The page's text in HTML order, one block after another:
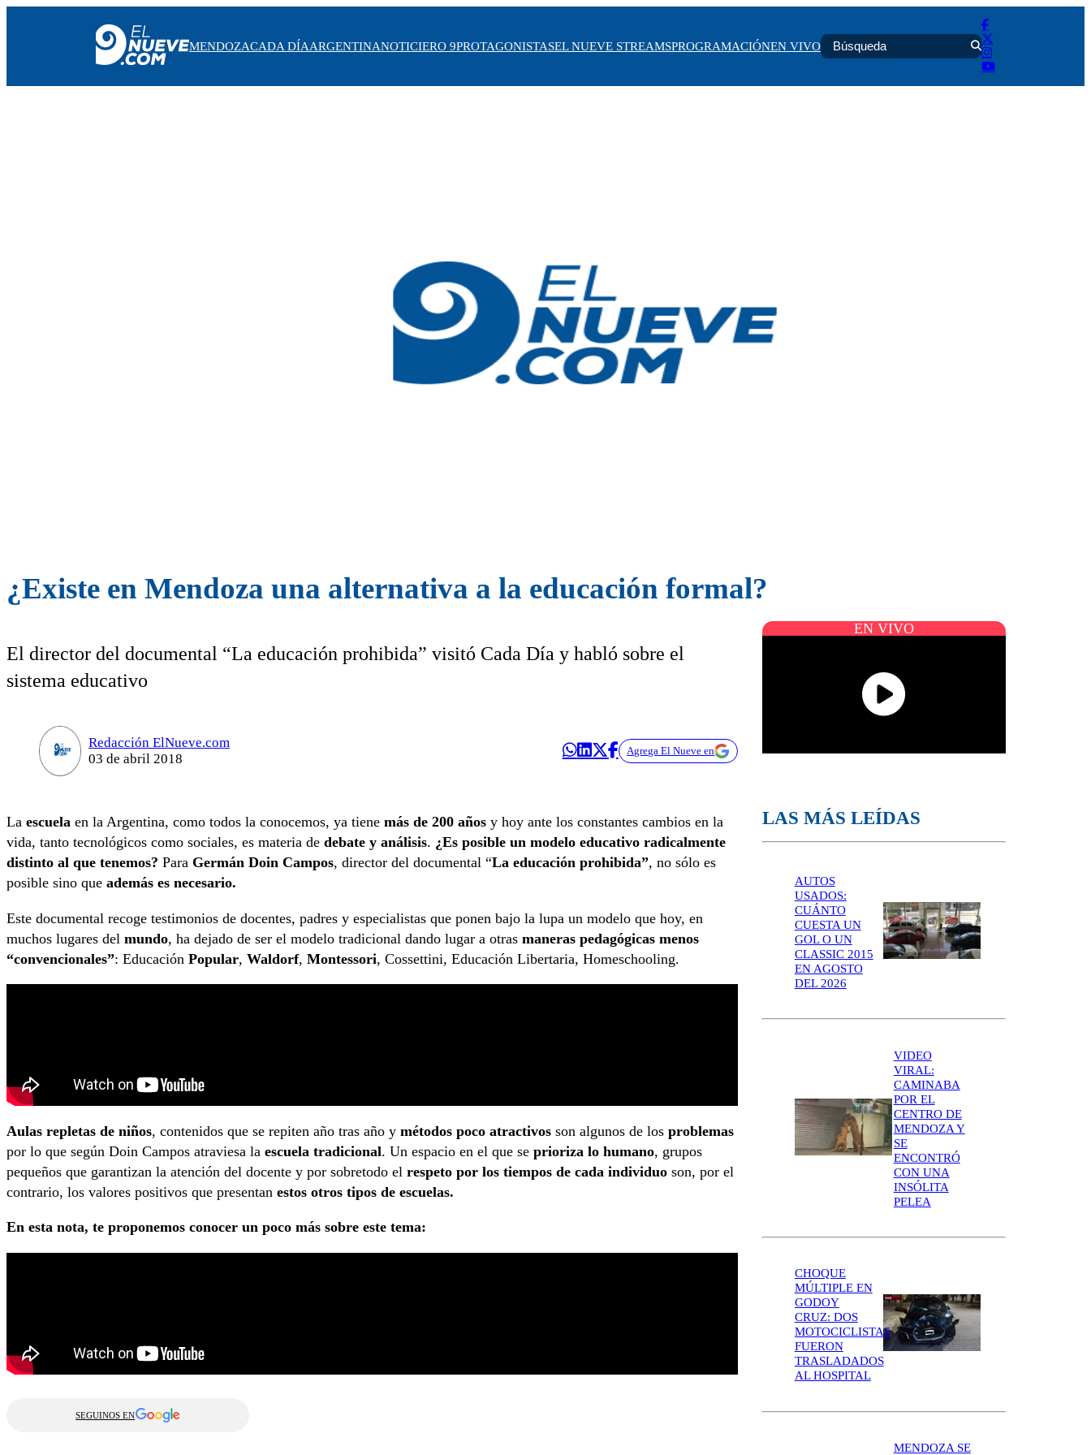
MENDOZACADA DÍAARGENTINANOTICIERO 9PROTAGONISTASEL NUEVE STREAMSPROGRAMACIÓNEN VIVO
¿Existe en Mendoza una alternativa a la educación formal?
El director del documental “La educación prohibida” visitó Cada Día y habló sobre el
sistema educativo
Redacción ElNueve.com
03 de abril 2018
Agrega El Nueve en
La escuela en la Argentina, como todos la conocemos, ya tiene más de 200 años y hoy ante los constantes cambios en la
vida, tanto tecnológicos como sociales, es materia de debate y análisis. ¿Es posible un modelo educativo radicalmente
distinto al que tenemos? Para Germán Doin Campos, director del documental “La educación prohibida”, no sólo es
posible sino que además es necesario.
Este documental recoge testimonios de docentes, padres y especialistas que ponen bajo la lupa un modelo que hoy, en
muchos lugares del mundo, ha dejado de ser el modelo tradicional dando lugar a otras maneras pedagógicas menos
“convencionales”: Educación Popular, Waldorf, Montessori, Cossettini, Educación Libertaria, Homeschooling.
Aulas repletas de niños, contenidos que se repiten año tras año y métodos poco atractivos son algunos de los problemas
por lo que según Doin Campos atraviesa la escuela tradicional. Un espacio en el que se prioriza lo humano, grupos
pequeños que garantizan la atención del docente y por sobretodo el respeto por los tiempos de cada individuo son, por el
contrario, los valores positivos que presentan estos otros tipos de escuelas.
En esta nota, te proponemos conocer un poco más sobre este tema:
SEGUINOS EN
EN VIVO
LAS MÁS LEÍDAS
AUTOS
USADOS:
CUÁNTO
CUESTA UN
GOL O UN
CLASSIC 2015
EN AGOSTO
DEL 2026
VIDEO
VIRAL:
CAMINABA
POR EL
CENTRO DE
MENDOZA Y
SE
ENCONTRÓ
CON UNA
INSÓLITA
PELEA
CHOQUE
MÚLTIPLE EN
GODOY
CRUZ: DOS
MOTOCICLISTAS
FUERON
TRASLADADOS
AL HOSPITAL
MENDOZA SE